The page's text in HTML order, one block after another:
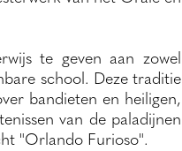
te geven aan zowel
school. Deze traditie
bandieten en heiligen,
van de paladijnen
"Orlando Furioso".